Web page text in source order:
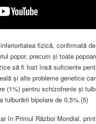
fizică, confirmată
popor, precum și toate
să fi fost însă suficiente
și alte probleme genetice
(1%) pentru schizofrenie și
tulburării bipolare de 0,5%.(5)
în Primul Război Mondial,